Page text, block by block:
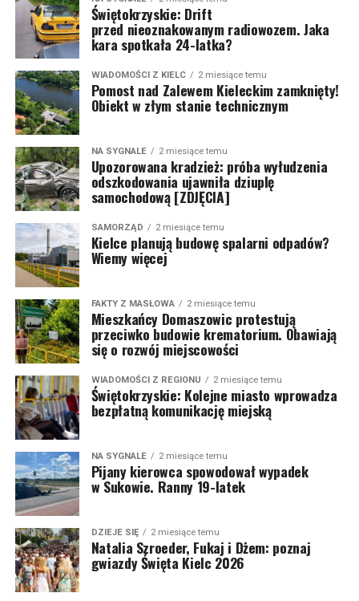
Świętokrzyskie: Drift
przed nieoznakowanym radiowozem. Jaka
kara spotkała 24-latka?
WIADOMOŚCI Z KIELC 2 miesiące temu
Pomost nad Zalewem Kieleckim zamknięty!
Obiekt w złym stanie technicznym
NA SYGNALE 2 miesiące temu
Upozorowana kradzież: próba wyłudzenia
odszkodowania ujawniła dziuplę
samochodową [ZDJĘCIA]
SAMORZĄD 2 miesiące temu
Kielce planują budowę spalarni odpadów?
Wiemy więcej
FAKTY Z MASŁOWA 2 miesiące temu
Mieszkańcy Domaszowic protestują
przeciwko budowie krematorium. Obawiają
się o rozwój miejscowości
WIADOMOŚCI Z REGIONU 2 miesiące temu
Świętokrzyskie: Kolejne miasto wprowadza
bezpłatną komunikację miejską
NA SYGNALE 2 miesiące temu
Pijany kierowca spowodował wypadek
w Sukowie. Ranny 19-latek
DZIEJE SIĘ 2 miesiące temu
Natalia Szroeder, Fukaj i Dżem: poznaj
gwiazdy Święta Kielc 2026